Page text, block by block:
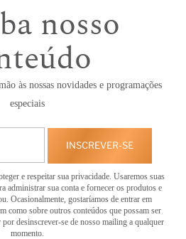
nosso
às nossas novidades e programações
especiais
INSCREVER-SE
e respeitar sua privacidade. Usaremos suas
administrar sua conta e fornecer os produtos e
Ocasionalmente, gostaríamos de entrar em
como sobre outros conteúdos que possam ser
por desinscrever-se de nosso mailing a qualquer
momento.